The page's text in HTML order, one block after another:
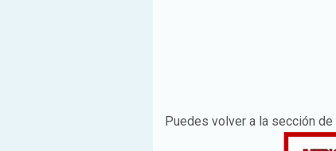
Puedes volver a la sección de